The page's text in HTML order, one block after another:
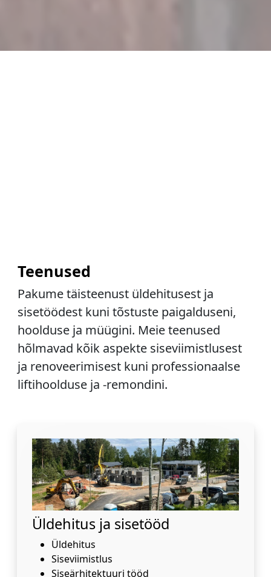
Teenused
Pakume täisteenust üldehitusest ja
sisetöödest kuni tõstuste paigalduseni,
hoolduse ja müügini. Meie teenused
hõlmavad kõik aspekte siseviimistlusest
ja renoveerimisest kuni professionaalse
liftihoolduse ja -remondini.
Üldehitus ja sisetööd
Üldehitus
Siseviimistlus
Siseärhitektuuri tööd